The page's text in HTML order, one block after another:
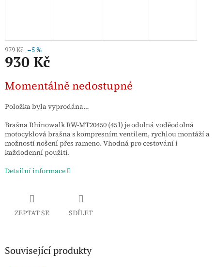
979 Kč –5 %
930 Kč
cena:
Momentálně nedostupné
Položka byla vyprodána…
Brašna Rhinowalk RW‑MT20450 (45 l) je odolná voděodolná
motocyklová brašna s kompresním ventilem, rychlou montáží a
možností nošení přes rameno. Vhodná pro cestování i
každodenní použití.
Detailní informace
ZEPTAT SE SDÍLET
Související produkty